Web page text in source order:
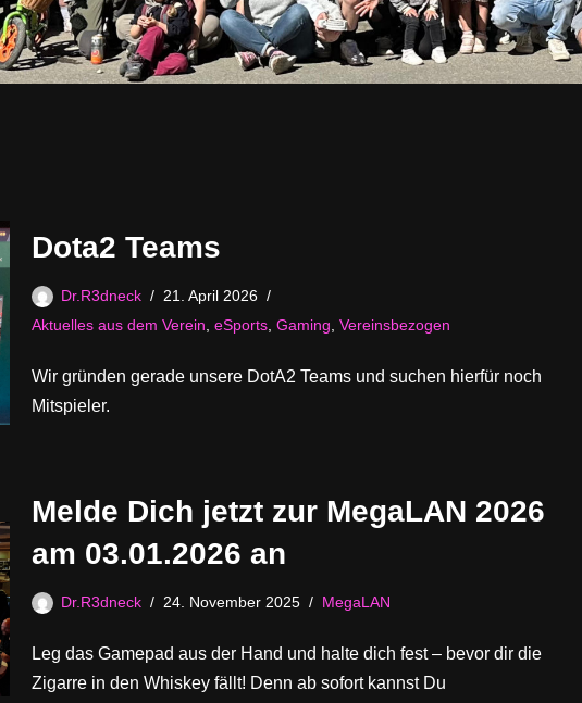
Dota2 Teams
Dr.R3dneck
21. April 2026
Aktuelles aus dem Verein eSports, Gaming Vereinsbezogen
Wir gründen gerade unsere DotA2 Teams und suchen hierfür noch
Mitspieler.
Melde Dich jetzt zur MegaLAN 2026
am 03.01.2026 an
Dr.R3dneck 24. November 2025 MegaLAN
Leg das Gamepad aus der Hand und halte dich fest – bevor dir die
Zigarre in den Whiskey fällt! Denn ab sofort kannst Du